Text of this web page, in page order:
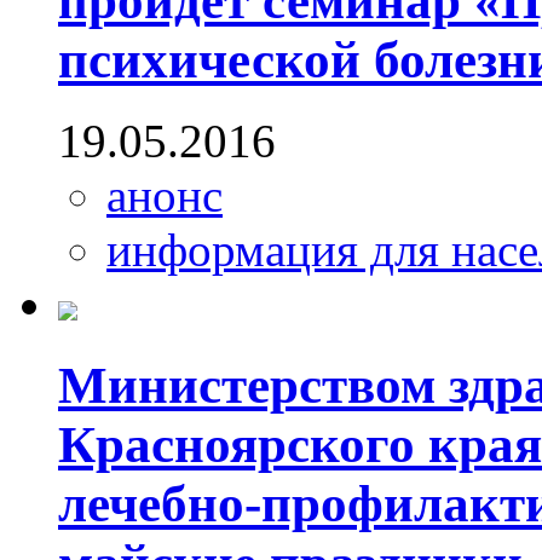
психической
19.05.2016
анонс
информация для
Министерством
Красноярского
лечебно-